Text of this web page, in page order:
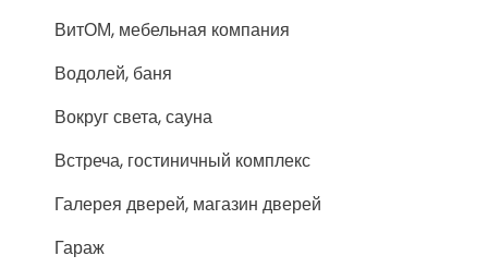
ВитОМ, мебельная компания
Водолей, баня
Вокруг света, сауна
Встреча, гостиничный комплекс
Галерея дверей, магазин дверей
Гараж